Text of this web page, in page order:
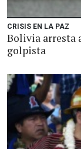
CRISIS EN LA PAZ
Bolivia arresta
golpista